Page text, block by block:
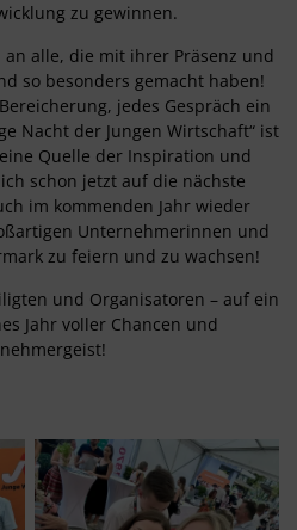
zu gewinnen.
an alle, die mit ihrer Präsenz und
so besonders gemacht haben!
jedes Gespräch ein
Nacht der Jungen Wirtschaft“ ist
Quelle der Inspiration und
schon jetzt auf die nächste
im kommenden Jahr wieder
Unternehmerinnen und
zu feiern und zu wachsen!
und Organisatoren – auf ein
Jahr voller Chancen und